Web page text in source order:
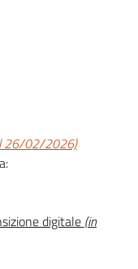
26/02/2026)
digitale (in